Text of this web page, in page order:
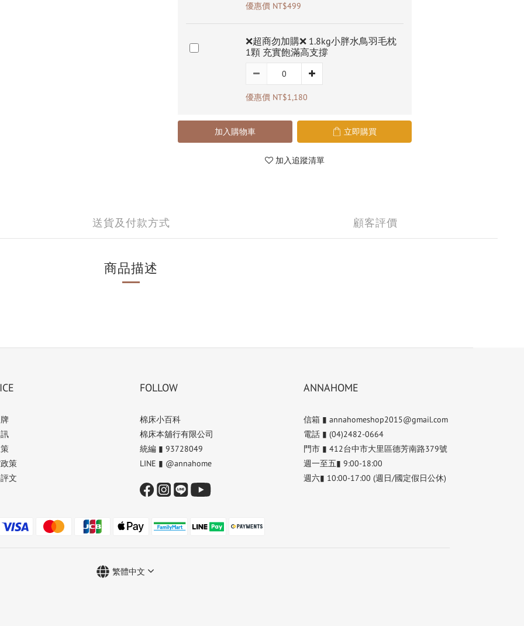
優惠價 NT$499
❌超商勿加購❌ 1.8kg小胖水鳥羽毛枕
1顆 充實飽滿高支撐
優惠價 NT$1,180
加入購物車 立即購買
加入追蹤清單
送貨及付款方式 顧客評價
商品描述
策
文
FOLLOW
棉床小百科
棉床本舖行有限公司
統編 ▮ 93728049
LINE ▮ @annahome
ANNAHOME
信箱 ▮ annahomeshop2015@gmail.com
電話 ▮ (04)2482-0664
門市 ▮ 412台中市大里區德芳南路379號
週一至五▮ 9:00-18:00
週六▮ 10:00-17:00 (週日/國定假日公休)
繁體中文